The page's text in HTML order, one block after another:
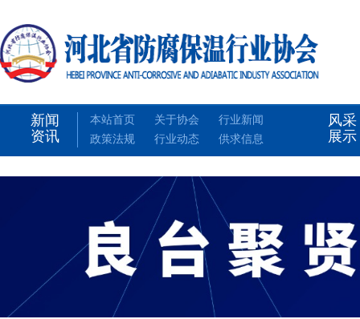
新闻
资讯
本站首页 关于协会
行业新闻
政策法规
行业动态 供求信息
风采
展示